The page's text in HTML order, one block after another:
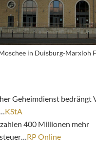
in Duisburg-Marxloh
Geheimdienst bedrängt
KStA
400 Millionen mehr
RP Online